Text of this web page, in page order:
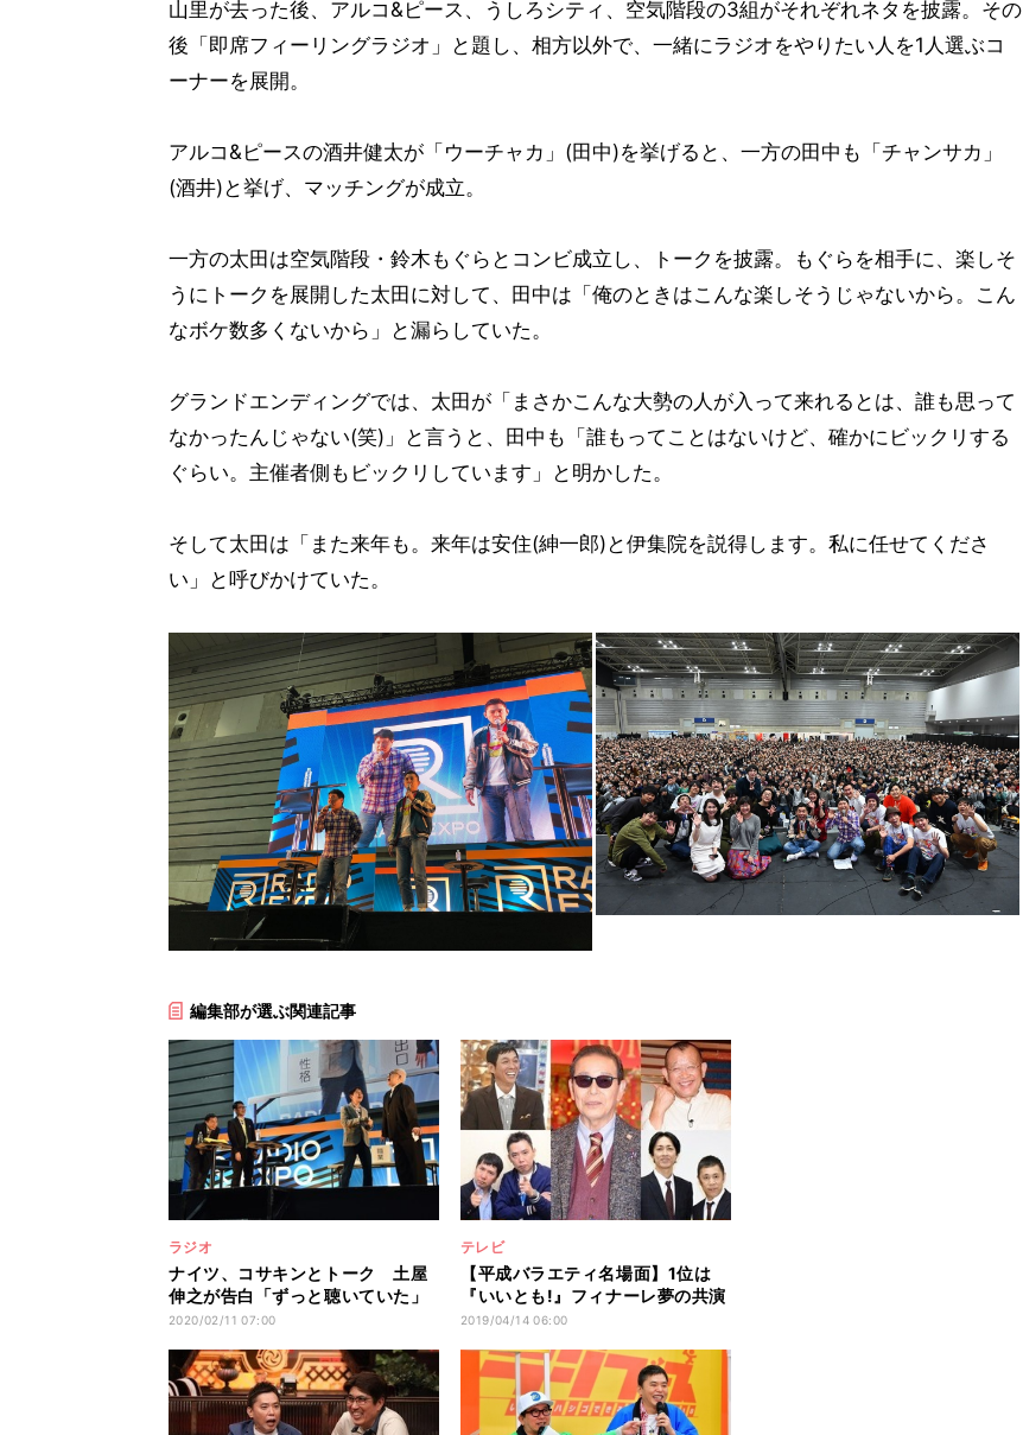
山里が去った後、アルコ&ピース、うしろシティ、空気階段の3組がそれぞれネタを披露。その
後「即席フィーリングラジオ」と題し、相方以外で、一緒にラジオをやりたい人を1人選ぶコ
ーナーを展開。
アルコ&ピースの酒井健太が「ウーチャカ」(田中)を挙げると、一方の田中も「チャンサカ」
(酒井)と挙げ、マッチングが成立。
一方の太田は空気階段・鈴木もぐらとコンビ成立し、トークを披露。もぐらを相手に、楽しそ
うにトークを展開した太田に対して、田中は「俺のときはこんな楽しそうじゃないから。こん
なボケ数多くないから」と漏らしていた。
グランドエンディングでは、太田が「まさかこんな大勢の人が入って来れるとは、誰も思って
なかったんじゃない(笑)」と言うと、田中も「誰もってことはないけど、確かにビックリする
ぐらい。主催者側もビックリしています」と明かした。
そして太田は「また来年も。来年は安住(紳一郎)と伊集院を説得します。私に任せてくださ
い」と呼びかけていた。
編集部が選ぶ関連記事
ラジオ
ナイツ、コサキンとトーク 土屋
伸之が告白「ずっと聴いていた」
2020/02/11 07:00
テレビ
【平成バラエティ名場面】1位は
『いいとも!』フィナーレ夢の共演
2019/04/14 06:00